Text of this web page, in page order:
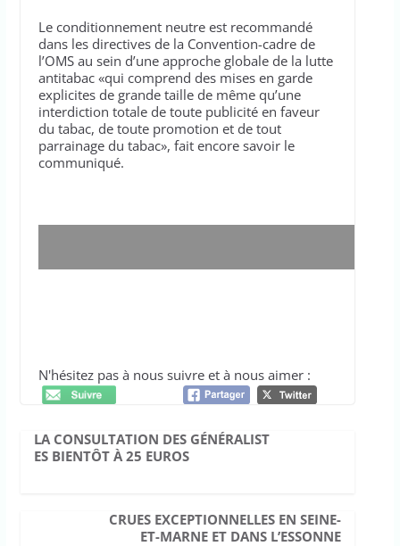
Le conditionnement neutre est recommandé
dans les directives de la Convention-cadre de
l’OMS au sein d’une approche globale de la lutte
antitabac «qui comprend des mises en garde
explicites de grande taille de même qu’une
interdiction totale de toute publicité en faveur
du tabac, de toute promotion et de tout
parrainage du tabac», fait encore savoir le
communiqué.
N'hésitez pas à nous suivre et à nous aimer :
LA CONSULTATION DES GÉNÉRALIST
ES BIENTÔT À 25 EUROS
CRUES EXCEPTIONNELLES EN SEINE-
ET-MARNE ET DANS L’ESSONNE